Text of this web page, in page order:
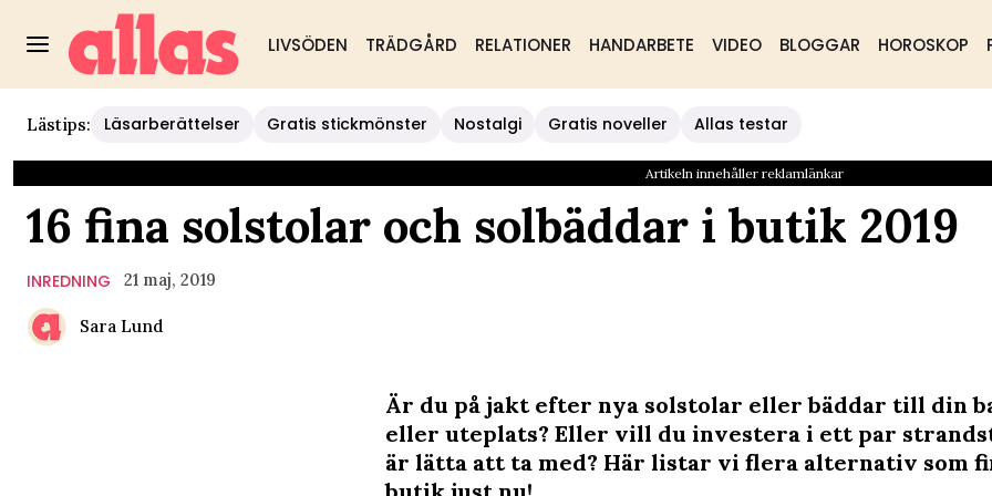
LIVSÖDEN TRÄDGÅRD RELATIONER HANDARBETE VIDEO BLOGGAR HOROSKOP
Lästips: Läsarberättelser Gratis stickmönster Nostalgi Gratis noveller Allas testar
Artikeln innehåller reklamlänkar
16 fina solstolar och solbäddar i butik 2019
INREDNING 21 maj, 2019
Sara Lund
Är du på jakt efter nya solstolar eller bäddar till din
eller uteplats? Eller vill du investera i ett par
är lätta att ta med? Här listar vi flera alternativ som